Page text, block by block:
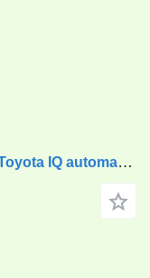
1714040060 katalizators paredzēts Toyota IQ automašīnas